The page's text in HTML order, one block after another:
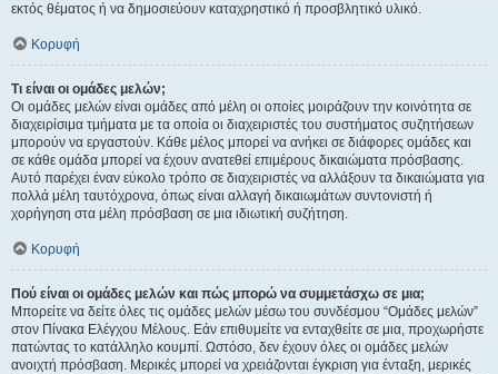
εκτός θέματος ή να δημοσιεύουν καταχρηστικό ή προσβλητικό υλικό.
Κορυφή
Τι είναι οι ομάδες μελών;
Οι ομάδες μελών είναι ομάδες από μέλη οι οποίες μοιράζουν την κοινότητα σε
διαχειρίσιμα τμήματα με τα οποία οι διαχειριστές του συστήματος συζητήσεων
μπορούν να εργαστούν. Κάθε μέλος μπορεί να ανήκει σε διάφορες ομάδες και
σε κάθε ομάδα μπορεί να έχουν ανατεθεί επιμέρους δικαιώματα πρόσβασης.
Αυτό παρέχει έναν εύκολο τρόπο σε διαχειριστές να αλλάξουν τα δικαιώματα για
πολλά μέλη ταυτόχρονα, όπως είναι αλλαγή δικαιωμάτων συντονιστή ή
χορήγηση στα μέλη πρόσβαση σε μια ιδιωτική συζήτηση.
Κορυφή
Πού είναι οι ομάδες μελών και πώς μπορώ να συμμετάσχω σε μια;
Μπορείτε να δείτε όλες τις ομάδες μελών μέσω του συνδέσμου “Ομάδες μελών”
στον Πίνακα Ελέγχου Μέλους. Εάν επιθυμείτε να ενταχθείτε σε μια, προχωρήστε
πατώντας το κατάλληλο κουμπί. Ωστόσο, δεν έχουν όλες οι ομάδες μελών
ανοιχτή πρόσβαση. Μερικές μπορεί να χρειάζονται έγκριση για ένταξη, μερικές